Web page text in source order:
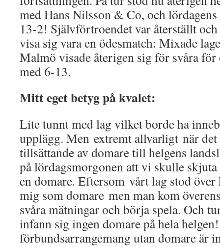
med Hans Nilsson & Co, och
13-2! Självförtroendet var återställt
visa sig vara en ödesmatch: Mixade
Malmö visade återigen sig för svåra
med 6-13.
Mitt eget betyg på kvalet:
Lite tunnt med lag vilket borde ha
upplägg. Men extremt allvarligt när det
tillsättande av domare till helgens
på lördagsmorgonen att vi skulle
en domare. Eftersom vårt lag stod
mig som domare men man kom
svåra mätningar och börja spela. Och
infann sig ingen domare på hela
förbundsarrangemang utan domare är